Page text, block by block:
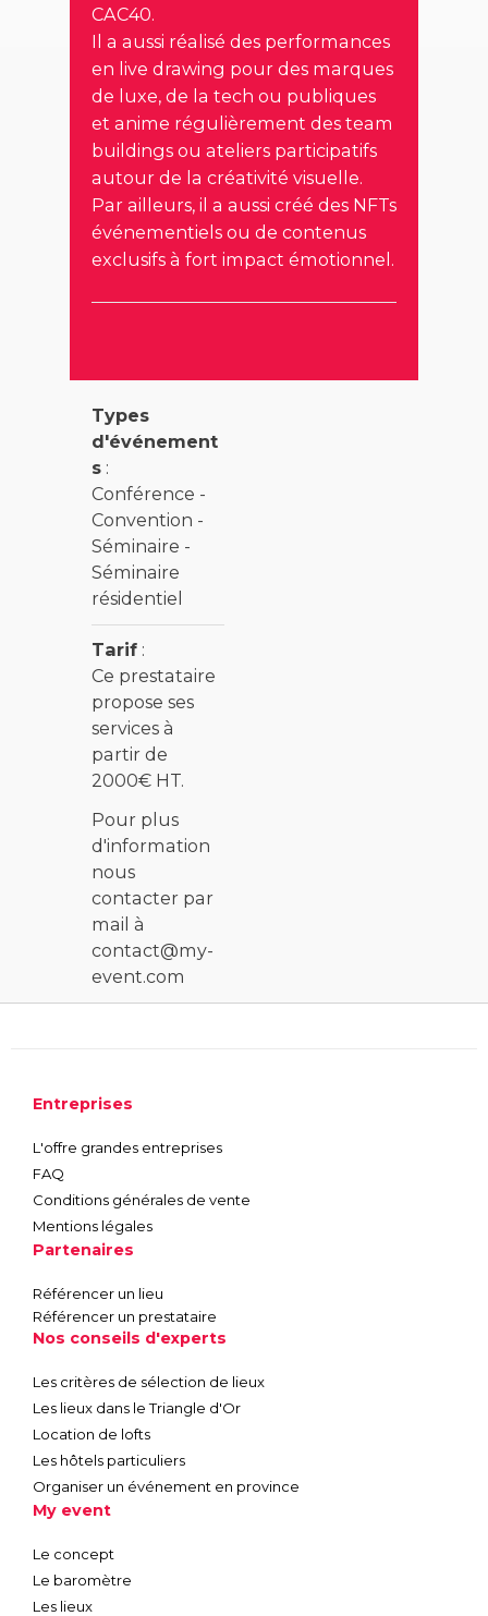
CAC40.
Il a aussi réalisé des performances
en live drawing pour des marques
de luxe, de la tech ou publiques
et anime régulièrement des team
buildings ou ateliers participatifs
autour de la créativité visuelle.
Par ailleurs, il a aussi créé des NFTs
événementiels ou de contenus
exclusifs à fort impact émotionnel.
Types
d'événement
s :
Conférence -
Convention -
Séminaire -
Séminaire
résidentiel
Tarif :
Ce prestataire
propose ses
services à
partir de
2000€ HT.
Pour plus
d'information
nous
contacter par
mail à
contact@my-
event.com
Entreprises
L'offre grandes entreprises
FAQ
Conditions générales de vente
Mentions légales
Partenaires
Référencer un lieu
Référencer un prestataire
Nos conseils d'experts
Les critères de sélection de lieux
Les lieux dans le Triangle d'Or
Location de lofts
Les hôtels particuliers
Organiser un événement en province
My event
Le concept
Le baromètre
Les lieux